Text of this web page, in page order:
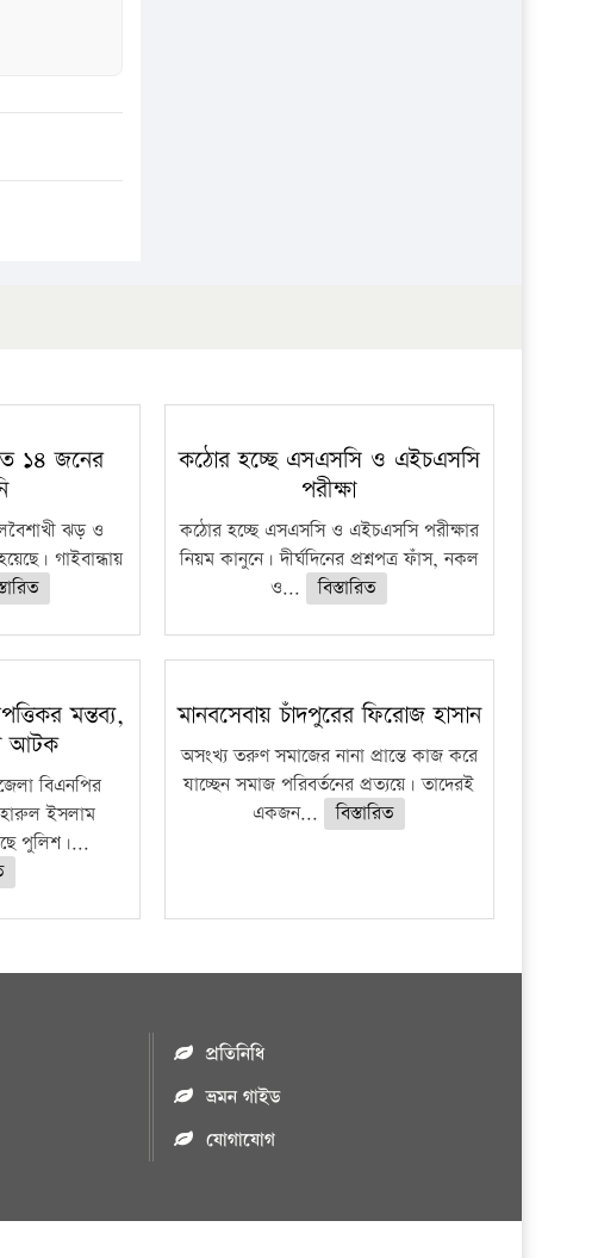
১৪ জনের
ঝড় ও
গাইবান্ধায়
কঠোর হচ্ছে এসএসসি ও এইচএসসি
পরীক্ষা
কঠোর হচ্ছে এসএসসি ও এইচএসসি পরীক্ষার
নিয়ম কানুনে। দীর্ঘদিনের প্রশ্নপত্র ফাঁস, নকল
ও...
বিস্তারিত
মন্তব্য,
আটক
বিএনপির
ইসলাম
পুলিশ।...
মানবসেবায় চাঁদপুরের ফিরোজ হাসান
অসংখ্য তরুণ সমাজের নানা প্রান্তে কাজ করে
যাচ্ছেন সমাজ পরিবর্তনের প্রত্যয়ে। তাদেরই
একজন...
বিস্তারিত
প্রতিনিধি
ভ্রমন গাইড
যোগাযোগ